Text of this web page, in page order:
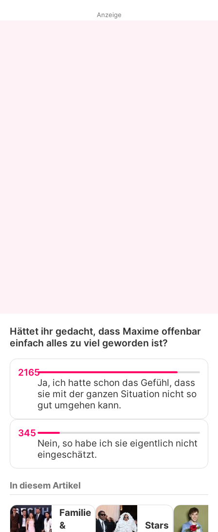
Anzeige
Hättet ihr gedacht, dass Maxime offenbar
einfach alles zu viel geworden ist?
2165
Ja, ich hatte schon das Gefühl, dass
sie mit der ganzen Situation nicht so
gut umgehen kann.
345
Nein, so habe ich sie eigentlich nicht
eingeschätzt.
In diesem Artikel
Familie
&
Stars